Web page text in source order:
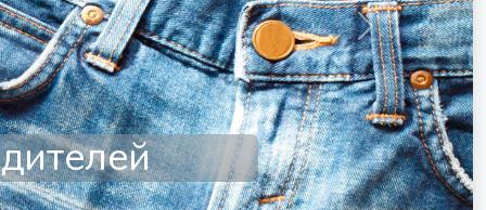
Следующий